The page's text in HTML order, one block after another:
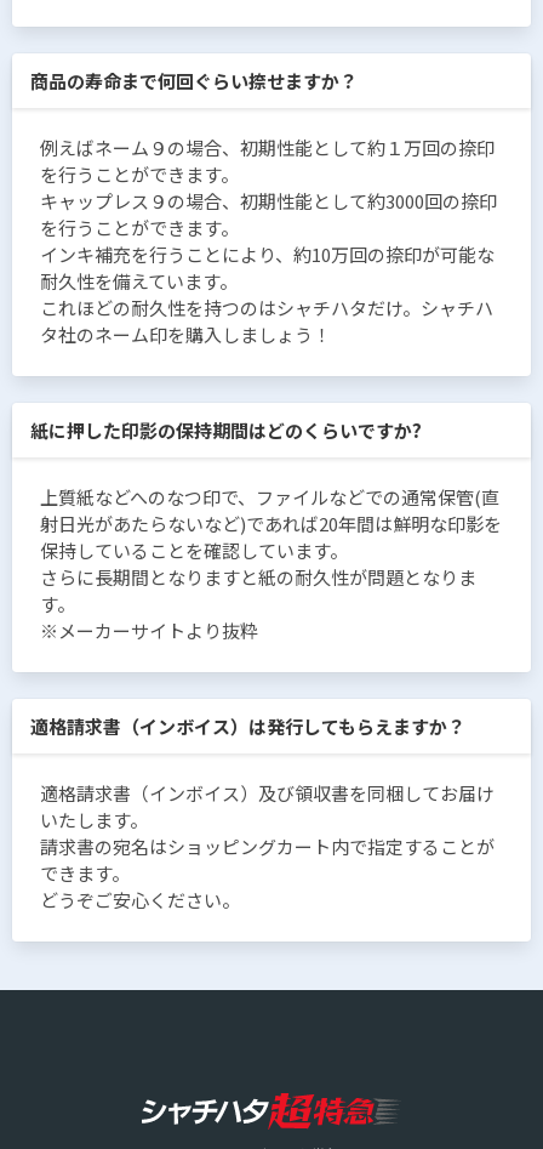
商品の寿命まで何回ぐらい捺せますか？
例えばネーム９の場合、初期性能として約１万回の捺印
を行うことができます。
キャップレス９の場合、初期性能として約3000回の捺印
を行うことができます。
インキ補充を行うことにより、約10万回の捺印が可能な
耐久性を備えています。
これほどの耐久性を持つのはシャチハタだけ。シャチハ
タ社のネーム印を購入しましょう！
紙に押した印影の保持期間はどのくらいですか?
上質紙などへのなつ印で、ファイルなどでの通常保管(直
射日光があたらないなど)であれば20年間は鮮明な印影を
保持していることを確認しています。
さらに長期間となりますと紙の耐久性が問題となりま
す。
※メーカーサイトより抜粋
適格請求書（インボイス）は発行してもらえますか？
適格請求書（インボイス）及び領収書を同梱してお届け
いたします。
請求書の宛名はショッピングカート内で指定することが
できます。
どうぞご安心ください。